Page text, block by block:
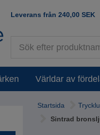
Leverans från 240,00 SEK
Världar av
Startsida
Sintrad